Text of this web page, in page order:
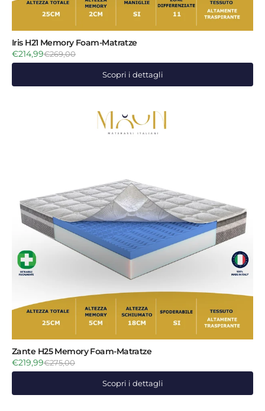
Iris H21 Memory Foam-Matratze
€214,99€269,00
Scopri i dettagli
Zante H25 Memory Foam-Matratze
€219,99€275,00
Scopri i dettagli